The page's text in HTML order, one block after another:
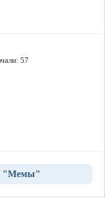
57
"Мемы"